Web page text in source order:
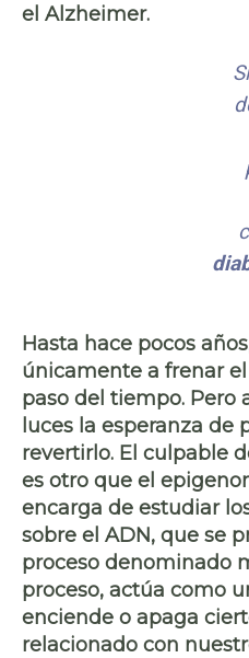
el Alzheimer.
Hasta hace pocos
únicamente a frenar el
paso del tiempo. Pero
luces la esperanza de
revertirlo. El culpable
es otro que el
encarga de estudiar
sobre el ADN, que se
proceso denominado
proceso, actúa como
enciende o apaga
relacionado con